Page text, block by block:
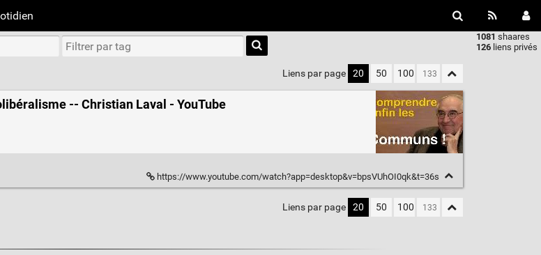
1081 shaares
126 liens privés
Type 1 or
more
characters
results.
Liens par page 20 50 100
-- Christian Laval - YouTube
https://www.youtube.com/watch?app=desktop&v=bpsVUhOI0qk&t=36s
Liens par page 20 50 100